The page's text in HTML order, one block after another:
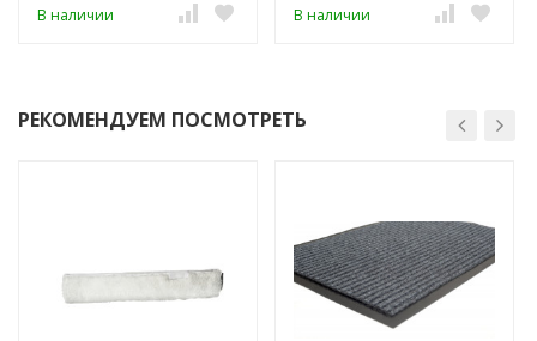
В наличии В наличии
РЕКОМЕНДУЕМ ПОСМОТРЕТЬ